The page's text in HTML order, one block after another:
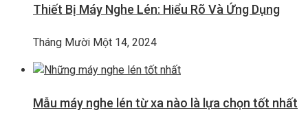
Thiết Bị Máy Nghe Lén: Hiểu Rõ Và Ứng Dụng
Tháng Mười Một 14, 2024
Mẫu máy nghe lén từ xa nào là lựa chọn tốt nhất